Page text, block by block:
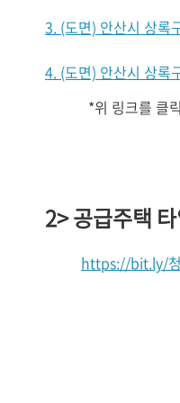
3. (도면) 안산시 상록
4. (도면) 안산시 상록
*위 링크를 클
2> 공급주택
https://bit.ly/청